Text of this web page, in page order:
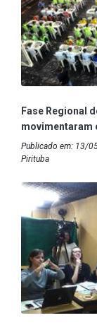
Fase Regional
movimentaram
Publicado em: 13/
Pirituba